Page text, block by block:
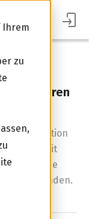
Ihrem
zu
von ihren
Diversifikation
mit
spannende